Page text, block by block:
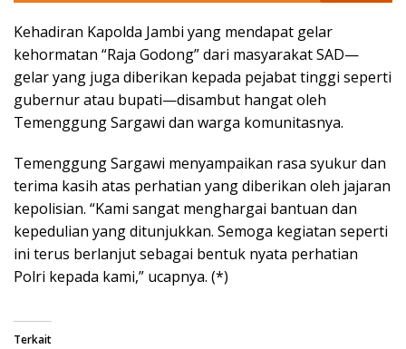
Kehadiran Kapolda Jambi yang mendapat gelar
kehormatan “Raja Godong” dari masyarakat SAD—
gelar yang juga diberikan kepada pejabat tinggi seperti
gubernur atau bupati—disambut hangat oleh
Temenggung Sargawi dan warga komunitasnya.
Temenggung Sargawi menyampaikan rasa syukur dan
terima kasih atas perhatian yang diberikan oleh jajaran
kepolisian. “Kami sangat menghargai bantuan dan
kepedulian yang ditunjukkan. Semoga kegiatan seperti
ini terus berlanjut sebagai bentuk nyata perhatian
Polri kepada kami,” ucapnya. (*)
Terkait